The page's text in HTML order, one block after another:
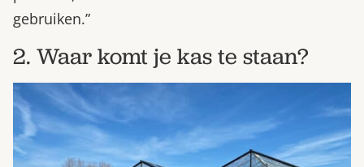
gebruiken.”
2. Waar komt je kas te staan?